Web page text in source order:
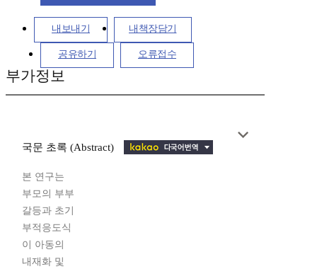
내보내기 내책장담기
공유하기 오류접수
부가정보
국문 초록 (Abstract)
본 연구는
부모의 부부
갈등과 초기
부적응도식
이 아동의
내재화 및